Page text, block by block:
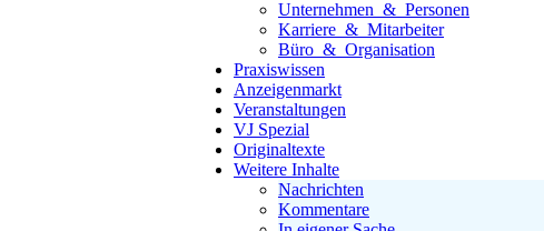
Unternehmen & Personen
Karriere & Mitarbeiter
Büro & Organisation
Praxiswissen
Anzeigenmarkt
Veranstaltungen
VJ Spezial
Originaltexte
Weitere Inhalte
Nachrichten
Kommentare